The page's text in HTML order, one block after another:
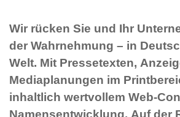
Wir rücken Sie und Ihr
der Wahrnehmung – in
Welt. Mit Pressetexten,
Mediaplanungen im
inhaltlich wertvollem Web-
Namensentwicklung. Auf der